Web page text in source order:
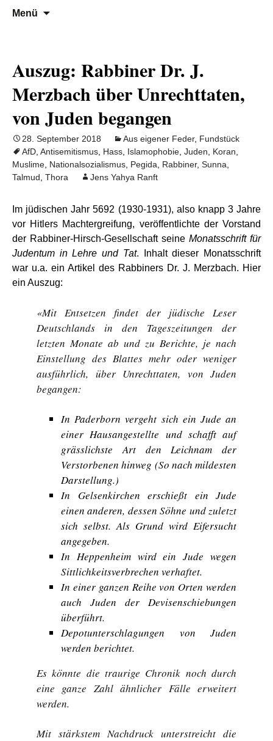
Al-Adala.de
Denn die Gerechtigkeit ist die Grundlage
Menü
Auszug: Rabbiner Dr. J.
Merzbach über Unrechttaten,
von Juden begangen
28. September 2018 Aus eigener Feder, Fundstück
AfD Antisemitismus Hass Islamophobie Juden Koran
Muslime Nationalsozialismus Pegida Rabbiner, Sunna
Talmud Thora Jens Yahya Ranft
Im jüdischen Jahr 5692 (1930-1931), also knapp 3 Jahre
vor Hitlers Machtergreifung, veröffentlichte der Vorstand
der Rabbiner-Hirsch-Gesellschaft seine Monatsschrift für
Judentum in Lehre und Tat. Inhalt dieser Monatsschrift
war u.a. ein Artikel des Rabbiners Dr. J. Merzbach. Hier
ein Auszug:
«Mit Entsetzen findet der jüdische Leser
Deutschlands in den Tageszeitungen der
letzten Monate ab und zu Berichte, je nach
Einstellung des Blattes mehr oder weniger
ausführlich, über Unrechttaten, von Juden
begangen:
In Paderborn vergeht sich ein Jude an
einer Hausangestellte und schafft auf
grässlichste Art den Leichnam der
Verstorbenen hinweg (So nach mildesten
Darstellung.)
In Gelsenkirchen erschießt ein Jude
einen anderen, dessen Söhne und zuletzt
sich selbst. Als Grund wird Eifersucht
angegeben.
In Heppenheim wird ein Jude wegen
Sittlichkeitsverbrechen verhaftet.
In einer ganzen Reihe von Orten werden
auch Juden der Devisenschiebungen
überführt.
Depotunterschlagungen von Juden
werden berichtet.
Es könnte die traurige Chronik noch durch
eine ganze Zahl ähnlicher Fälle erweitert
werden.
Mit stärkstem Nachdruck unterstreicht die